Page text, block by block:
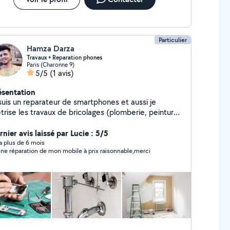
Particulier
Hamza Darza
Travaux + Reparation phones
Paris (Charonne 9)
5/5 (1 avis)
un reparateur de smartphones et aussi je
les travaux de bricolages (plomberie, peinture,
avis laissé par Lucie : 5/5
plus de 6 mois
réparation de mon mobile à prix raisonnable,merci